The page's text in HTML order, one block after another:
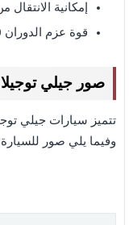
إمكانية الانتقال من 0 إلى 100 كم تسارع في 6.9
قوة عزم الدوران 350 نيوتن متر. ص.
صور جيلي توجيلا 2022
تتميز سيارات جيلي
وفيما يلي صور